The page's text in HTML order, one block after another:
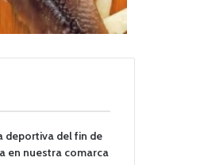
deportiva del fin de
en nuestra comarca